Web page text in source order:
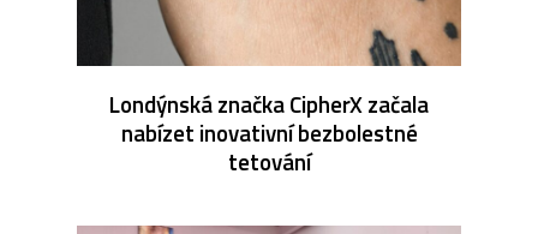
Londýnská značka CipherX začala
nabízet inovativní bezbolestné
tetování